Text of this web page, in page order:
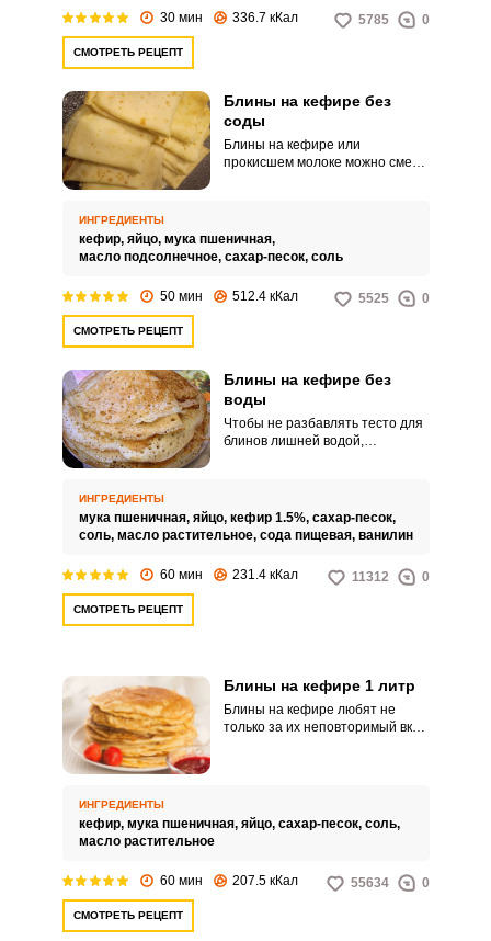
30 мин 336.7 кКал 5785 0
СМОТРЕТЬ РЕЦЕПТ
Блины на кефире без
соды
Блины на кефире или
прокисшем молоке можно смело
ИНГРЕДИЕНТЫ
кефир, яйцо, мука пшеничная,
масло подсолнечное, сахар-песок, соль
50 мин 512.4 кКал 5525 0
СМОТРЕТЬ РЕЦЕПТ
Блины на кефире без
воды
Чтобы не разбавлять тесто для
блинов лишней водой,
жирностью 1,5 процента.
ИНГРЕДИЕНТЫ
мука пшеничная, яйцо, кефир 1.5%, сахар-песок,
соль, масло растительное, сода пищевая, ванилин
60 мин 231.4 кКал 11312 0
СМОТРЕТЬ РЕЦЕПТ
Блины на кефире 1 литр
Блины на кефире любят не
только за их неповторимый вкус,
представляем вашему
вниманию рецепт
ИНГРЕДИЕНТЫ
кефир, мука пшеничная, яйцо, сахар-песок, соль,
масло растительное
60 мин 207.5 кКал 55634 0
СМОТРЕТЬ РЕЦЕПТ